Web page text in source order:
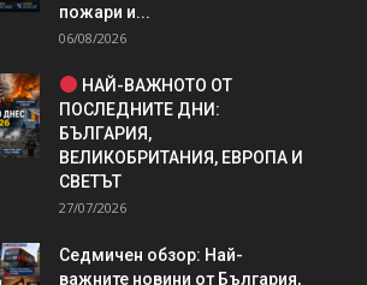
пожари и...
06/08/2026
НАЙ-ВАЖНОТО ОТ
ПОСЛЕДНИТЕ ДНИ:
БЪЛГАРИЯ,
ВЕЛИКОБРИТАНИЯ, ЕВРОПА И
СВЕТЪТ
27/07/2026
Седмичен обзор: Най-
важните новини от България,